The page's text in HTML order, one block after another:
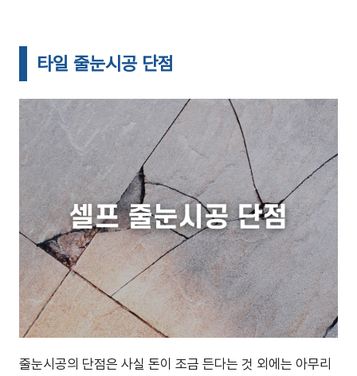
타일 줄눈시공 단점
줄눈시공의 단점은 사실 돈이 조금 든다는 것 외에는 아무리